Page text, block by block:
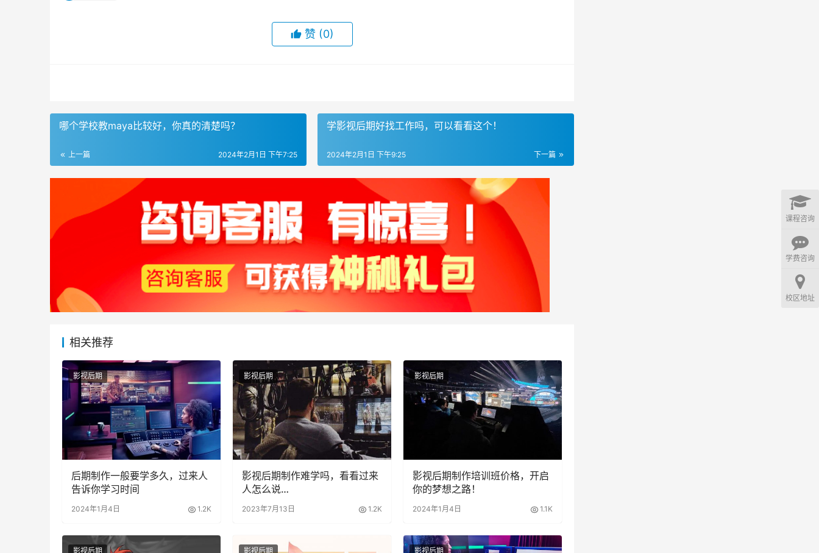
赞 (0)
哪个学校教maya比较好，你真的清楚吗？
上一篇 2024年2月1日 下午7:25
学影视后期好找工作吗，可以看看这个！
下一篇
2024年2月1日 下午9:25
相关推荐
影视后期
后期制作一般要学多久，过来人
告诉你学习时间
2024年1月4日 1.2K
影视后期
影视后期制作难学吗，看看过来
人怎么说…
2023年7月13日 1.2K
影视后期
影视后期制作培训班价格，开启
你的梦想之路！
2024年1月4日 1.1K
影视后期 影视后期 影视后期
课程咨询
学费咨询
校区地址